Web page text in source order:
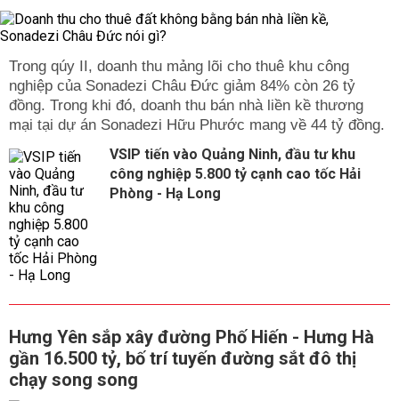
Trong qúy II, doanh thu mảng lõi cho thuê khu công
nghiệp của Sonadezi Châu Đức giảm 84% còn 26 tỷ
đồng. Trong khi đó, doanh thu bán nhà liền kề thương
mại tại dự án Sonadezi Hữu Phước mang về 44 tỷ đồng.
VSIP tiến vào Quảng Ninh, đầu tư khu
công nghiệp 5.800 tỷ cạnh cao tốc Hải
Phòng - Hạ Long
Hưng Yên sắp xây đường Phố Hiến - Hưng Hà
gần 16.500 tỷ, bố trí tuyến đường sắt đô thị
chạy song song